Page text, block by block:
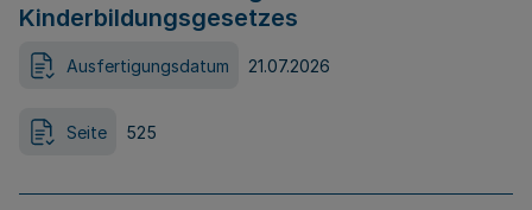
Kinderbildungsgesetzes
Ausfertigungsdatum 21.07.2026
Seite 525